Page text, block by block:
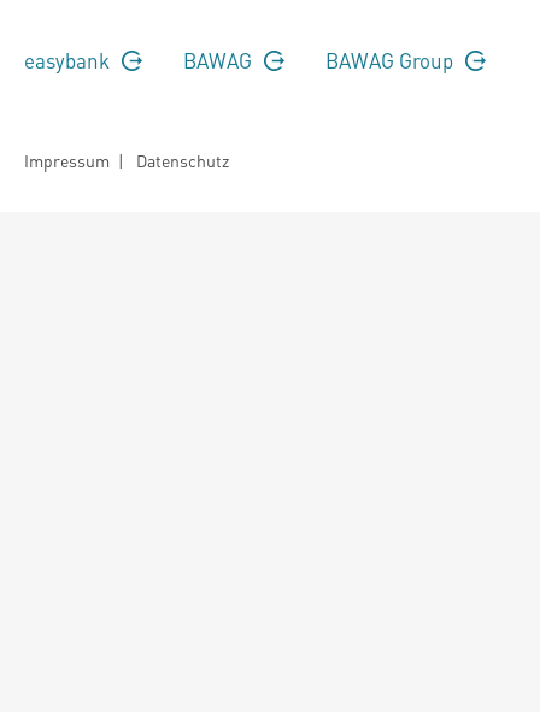
easybank BAWAG BAWAG Group
Impressum | Datenschutz